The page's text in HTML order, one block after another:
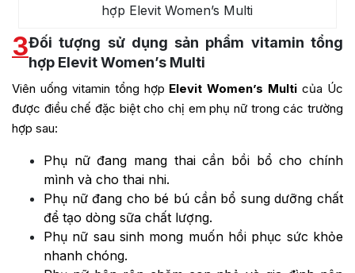
hợp Elevit Women’s Multi
3Đối tượng sử dụng sản phẩm vitamin tổng
hợp Elevit Women’s Multi
Viên uống vitamin tổng hợp Elevit Women’s Multi của Úc
được điều chế đặc biệt cho chị em phụ nữ trong các trường
hợp sau:
Phụ nữ đang mang thai cần bồi bổ cho chính
mình và cho thai nhi.
Phụ nữ đang cho bé bú cần bổ sung dưỡng chất
để tạo dòng sữa chất lượng.
Phụ nữ sau sinh mong muốn hồi phục sức khỏe
nhanh chóng.